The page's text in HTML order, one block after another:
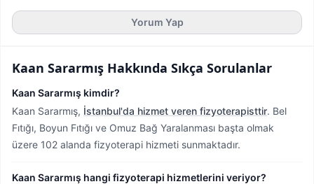
Yorum Yap
Kaan Sararmış Hakkında Sıkça Sorulanlar
Kaan Sararmış kimdir?
Kaan Sararmış, İstanbul'da hizmet veren fizyoterapisttir. Bel
Fıtığı, Boyun Fıtığı ve Omuz Bağ Yaralanması başta olmak
üzere 102 alanda fizyoterapi hizmeti sunmaktadır.
Kaan Sararmış hangi fizyoterapi hizmetlerini veriyor?